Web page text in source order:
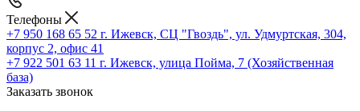
Телефоны
+7 950 168 65 52 г. Ижевск, СЦ "Гвоздь", ул. Удмуртская, 304,
корпус 2, офис 41
+7 922 501 63 11 г. Ижевск, улица Пойма, 7 (Хозяйственная
база)
Заказать звонок